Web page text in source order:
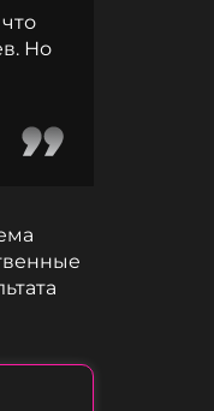
Но